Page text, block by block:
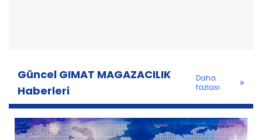
Güncel GIMAT MAGAZACILIK
Haberleri
Daha
fazlası